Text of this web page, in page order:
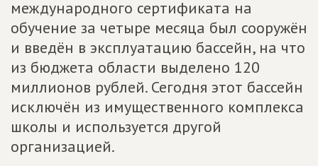
международного сертификата на
обучение за четыре месяца был сооружён
и введён в эксплуатацию бассейн, на что
из бюджета области выделено 120
миллионов рублей. Сегодня этот бассейн
исключён из имущественного комплекса
школы и используется другой
организацией.